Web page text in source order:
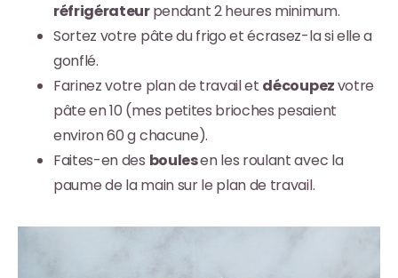
réfrigérateurpendant 2 heures minimum.
Sortez votre pâte du frigo et écrasez-la si elle a
gonflé.
Farinez votre plan de travail et découpezvotre
pâte en 10 (mes petites brioches pesaient
environ 60 g chacune).
Faites-en des boulesen les roulant avec la
paume de la main sur le plan de travail.